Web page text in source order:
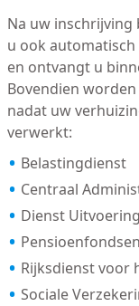
Na uw
u ook
en ontvangt u
Bovendien
nadat uw
verwerkt:
Belastingdienst
Centraal
Dienst
Pensioenfondsen
Rijksdienst voor
Sociale